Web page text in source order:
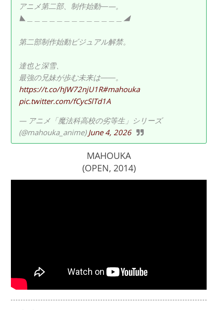
アニメ第二部、制作始動―—。
◣＿＿＿＿＿＿＿＿＿＿＿＿＿◢
第二部制作始動ビジュアル解禁。
達也と深雪、
最強の兄妹が歩む未来は――。
https://t.co/hJW72njU1R#mahouka
pic.twitter.com/fCycSlTd1A
— アニメ「魔法科高校の劣等生」シリーズ
(@mahouka_anime)June 4, 2026
MAHOUKA
(OPEN, 2014)